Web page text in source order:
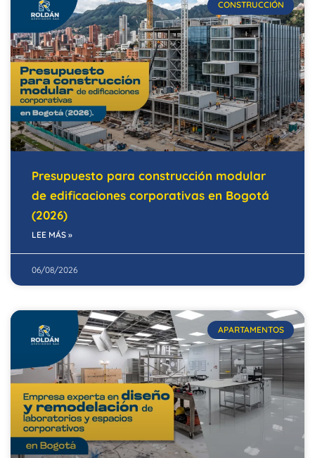
CONSTRUCCIÓN
Presupuesto para construcción modular
de edificaciones corporativas en Bogotá
(2026)
LEE MÁS »
06/08/2026
APARTAMENTOS